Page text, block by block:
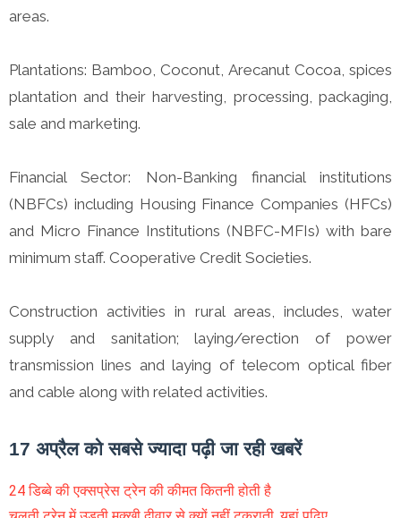
areas.
Plantations: Bamboo, Coconut, Arecanut Cocoa, spices
plantation and their harvesting, processing, packaging,
sale and marketing.
Financial Sector: Non-Banking financial institutions
(NBFCs) including Housing Finance Companies (HFCs)
and Micro Finance Institutions (NBFC-MFIs) with bare
minimum staff. Cooperative Credit Societies.
Construction activities in rural areas, includes, water
supply and sanitation; laying/erection of power
transmission lines and laying of telecom optical fiber
and cable along with related activities.
17 अप्रैल को सबसे ज्यादा पढ़ी जा रही खबरें
24 डिब्बे की एक्सप्रेस ट्रेन की कीमत कितनी होती है